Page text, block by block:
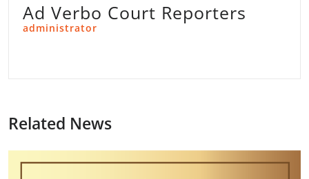
Ad Verbo Court Reporters
administrator
Related News